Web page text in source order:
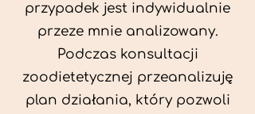
przypadek jest indywidualnie
przeze mnie analizowany.
Podczas konsultacji
zoodietetycznej przeanalizuję
plan działania, który pozwoli